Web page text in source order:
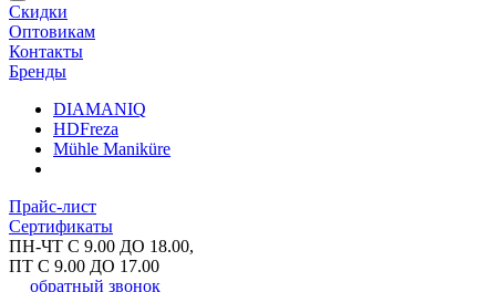
Скидки
Оптовикам
Контакты
Бренды
DIAMANIQ
HDFreza
Mühle Maniküre
Прайс-лист
Сертификаты
ПН-ЧТ С 9.00 ДО 18.00,
ПТ С 9.00 ДО 17.00
обратный звонок